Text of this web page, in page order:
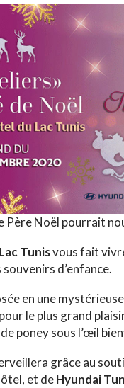
Père Noël pourrait
Tunisvous fait
d’enfance.
en une
le plus grand
poney sous l’œil
grâce au
et deHyundai